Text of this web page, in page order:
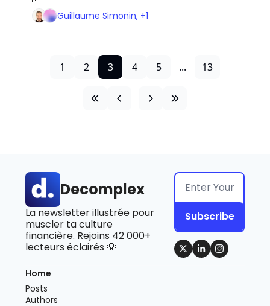
Guillaume Simonin, +1
1 2 3 4 5 ... 13
Decomplex
La newsletter illustrée pour
muscler ta culture
financière. Rejoins 42 000+
lecteurs éclairés 💡
Subscribe
Home
Posts
Authors